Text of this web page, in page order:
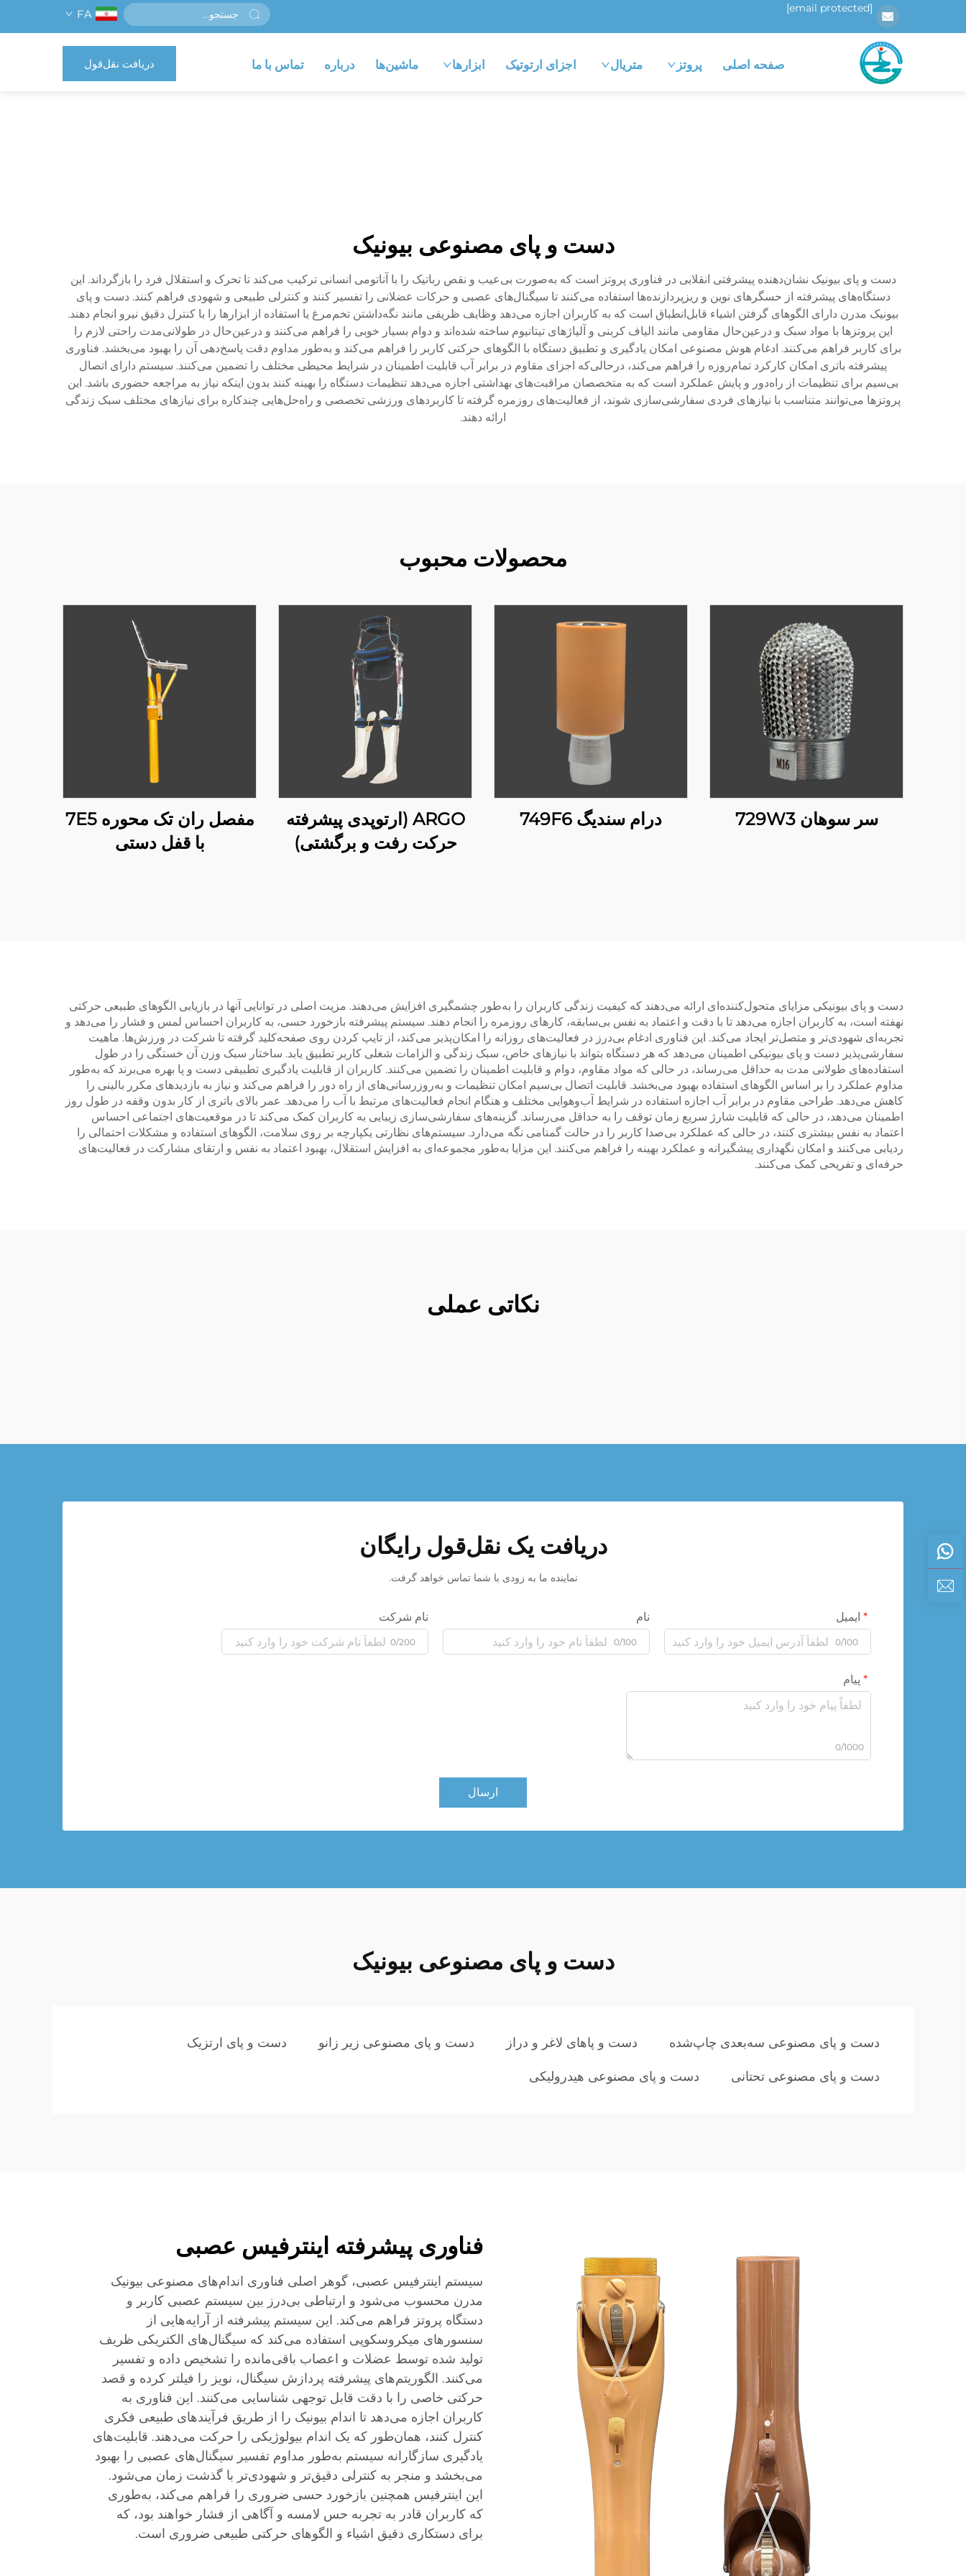
[email protected]
FA
صفحه اصلی پروتز متریال اجزای ارتوتیک ابزارها ماشین‌ها درباره تماس با ما دریافت نقل‌قول
دست و پای مصنوعی بیونیک
دست و پای بیونیک نشان‌دهنده پیشرفتی انقلابی در فناوری پروتز است که به‌صورت بی‌عیب و نقص رباتیک را با آناتومی انسانی ترکیب می‌کند تا تحرک و استقلال فرد را بازگرداند. این
دستگاه‌های پیشرفته از حسگرهای نوین و ریزپردازنده‌ها استفاده می‌کنند تا سیگنال‌های عصبی و حرکات عضلانی را تفسیر کنند و کنترلی طبیعی و شهودی فراهم کنند. دست و پای
بیونیک مدرن دارای الگوهای گرفتن اشیاء قابل‌انطباق است که به کاربران اجازه می‌دهد وظایف ظریفی مانند نگه‌داشتن تخم‌مرغ یا استفاده از ابزارها را با کنترل دقیق نیرو انجام دهند.
این پروتزها با مواد سبک و درعین‌حال مقاومی مانند الیاف کربنی و آلیاژهای تیتانیوم ساخته شده‌اند و دوام بسیار خوبی را فراهم می‌کنند و درعین‌حال در طولانی‌مدت راحتی لازم را
برای کاربر فراهم می‌کنند. ادغام هوش مصنوعی امکان یادگیری و تطبیق دستگاه با الگوهای حرکتی کاربر را فراهم می‌کند و به‌طور مداوم دقت پاسخ‌دهی آن را بهبود می‌بخشد. فناوری
پیشرفته باتری امکان کارکرد تمام‌روزه را فراهم می‌کند، در‌حالی‌که اجزای مقاوم در برابر آب قابلیت اطمینان در شرایط محیطی مختلف را تضمین می‌کنند. سیستم دارای اتصال
بی‌سیم برای تنظیمات از راه‌دور و پایش عملکرد است که به متخصصان مراقبت‌های بهداشتی اجازه می‌دهد تنظیمات دستگاه را بهینه کنند بدون اینکه نیاز به مراجعه حضوری باشد. این
پروتزها می‌توانند متناسب با نیازهای فردی سفارشی‌سازی شوند، از فعالیت‌های روزمره گرفته تا کاربردهای ورزشی تخصصی و راه‌حل‌هایی چندکاره برای نیازهای مختلف سبک زندگی
ارائه دهند.
محصولات محبوب
سر سوهان 729W3 درام سندیگ 749F6
ARGO (ارتوپدی پیشرفته
حرکت رفت و برگشتی)
مفصل ران تک محوره 7E5
با قفل دستی
دست و پای بیونیکی مزایای متحول‌کننده‌ای ارائه می‌دهند که کیفیت زندگی کاربران را به‌طور چشمگیری افزایش می‌دهند. مزیت اصلی در توانایی آنها در بازیابی الگوهای طبیعی حرکتی
نهفته است، به کاربران اجازه می‌دهد تا با دقت و اعتماد به نفس بی‌سابقه، کارهای روزمره را انجام دهند. سیستم پیشرفته بازخورد حسی، به کاربران احساس لمس و فشار را می‌دهد و
تجربه‌ای شهودی‌تر و متصل‌تر ایجاد می‌کند. این فناوری ادغام بی‌درز در فعالیت‌های روزانه را امکان‌پذیر می‌کند، از تایپ کردن روی صفحه‌کلید گرفته تا شرکت در ورزش‌ها. ماهیت
سفارشی‌پذیر دست و پای بیونیکی اطمینان می‌دهد که هر دستگاه بتواند با نیازهای خاص، سبک زندگی و الزامات شغلی کاربر تطبیق یابد. ساختار سبک وزن آن خستگی را در طول
استفاده‌های طولانی مدت به حداقل می‌رساند، در حالی که مواد مقاوم، دوام و قابلیت اطمینان را تضمین می‌کنند. کاربران از قابلیت یادگیری تطبیقی دست و پا بهره می‌برند که به‌طور
مداوم عملکرد را بر اساس الگوهای استفاده بهبود می‌بخشد. قابلیت اتصال بی‌سیم امکان تنظیمات و به‌روزرسانی‌های از راه دور را فراهم می‌کند و نیاز به بازدیدهای مکرر بالینی را
کاهش می‌دهد. طراحی مقاوم در برابر آب اجازه استفاده در شرایط آب‌وهوایی مختلف و هنگام انجام فعالیت‌های مرتبط با آب را می‌دهد. عمر بالای باتری از کار بدون وقفه در طول روز
اطمینان می‌دهد، در حالی که قابلیت شارژ سریع زمان توقف را به حداقل می‌رساند. گزینه‌های سفارشی‌سازی زیبایی به کاربران کمک می‌کند تا در موقعیت‌های اجتماعی احساس
اعتماد به نفس بیشتری کنند، در حالی که عملکرد بی‌صدا کاربر را در حالت گمنامی نگه می‌دارد. سیستم‌های نظارتی یکپارچه بر روی سلامت، الگوهای استفاده و مشکلات احتمالی را
ردیابی می‌کنند و امکان نگهداری پیشگیرانه و عملکرد بهینه را فراهم می‌کنند. این مزایا به‌طور مجموعه‌ای به افزایش استقلال، بهبود اعتماد به نفس و ارتقای مشارکت در فعالیت‌های
حرفه‌ای و تفریحی کمک می‌کنند.
نکاتی عملی
دریافت یک نقل‌قول رایگان
نماینده ما به زودی با شما تماس خواهد گرفت.
ایمیل
0/100
نام
0/100
نام شرکت
0/200
پیام
0/1000
ارسال
دست و پای مصنوعی بیونیک
دست و پای مصنوعی سه‌بعدی چاپ‌شده دست و پاهای لاغر و دراز دست و پای مصنوعی زیر زانو دست و پای ارتزیک
دست و پای مصنوعی تحتانی دست و پای مصنوعی هیدرولیکی
فناوری پیشرفته اینترفیس عصبی
سیستم اینترفیس عصبی، گوهر اصلی فناوری اندام‌های مصنوعی بیونیک
مدرن محسوب می‌شود و ارتباطی بی‌درز بین سیستم عصبی کاربر و
دستگاه پروتز فراهم می‌کند. این سیستم پیشرفته از آرایه‌هایی از
سنسورهای میکروسکوپی استفاده می‌کند که سیگنال‌های الکتریکی ظریف
تولید شده توسط عضلات و اعصاب باقی‌مانده را تشخیص داده و تفسیر
می‌کنند. الگوریتم‌های پیشرفته پردازش سیگنال، نویز را فیلتر کرده و قصد
حرکتی خاصی را با دقت قابل توجهی شناسایی می‌کنند. این فناوری به
کاربران اجازه می‌دهد تا اندام بیونیک را از طریق فرآیندهای طبیعی فکری
کنترل کنند، همان‌طور که یک اندام بیولوژیکی را حرکت می‌دهند. قابلیت‌های
یادگیری سازگارانه سیستم به‌طور مداوم تفسیر سیگنال‌های عصبی را بهبود
می‌بخشد و منجر به کنترلی دقیق‌تر و شهودی‌تر با گذشت زمان می‌شود.
این اینترفیس همچنین بازخورد حسی ضروری را فراهم می‌کند، به‌طوری
که کاربران قادر به تجربه حس لامسه و آگاهی از فشار خواهند بود، که
برای دستکاری دقیق اشیاء و الگوهای حرکتی طبیعی ضروری است.